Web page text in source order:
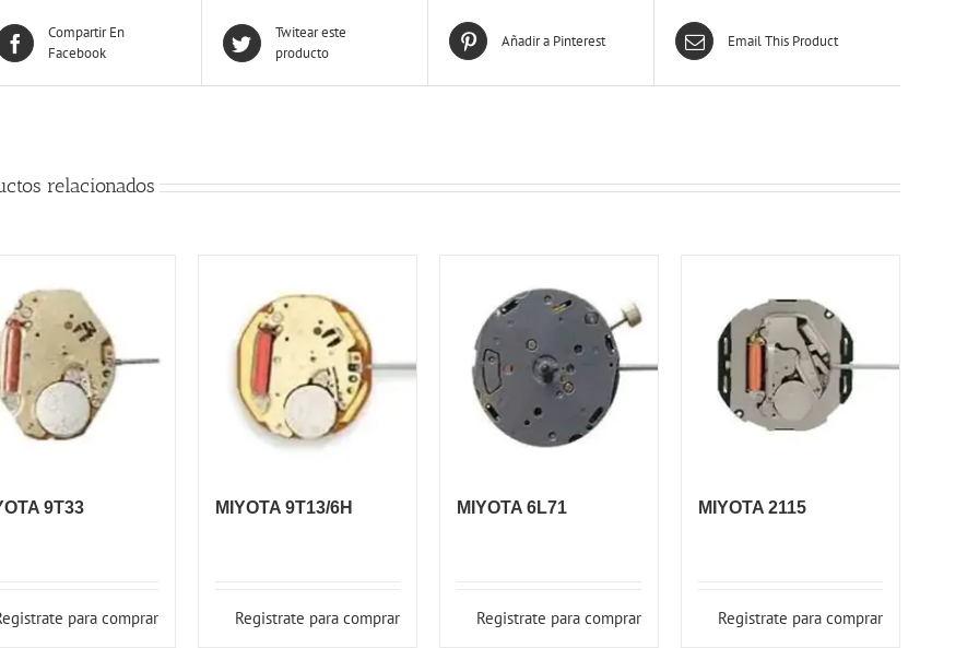
Compartir En
Facebook
Twitear este
producto
Añadir a Pinterest Email This Product
relacionados
9T33
para comprar
MIYOTA 9T13/6H
Registrate para comprar
MIYOTA 6L71
Registrate para comprar
MIYOTA 2115
Registrate para comprar